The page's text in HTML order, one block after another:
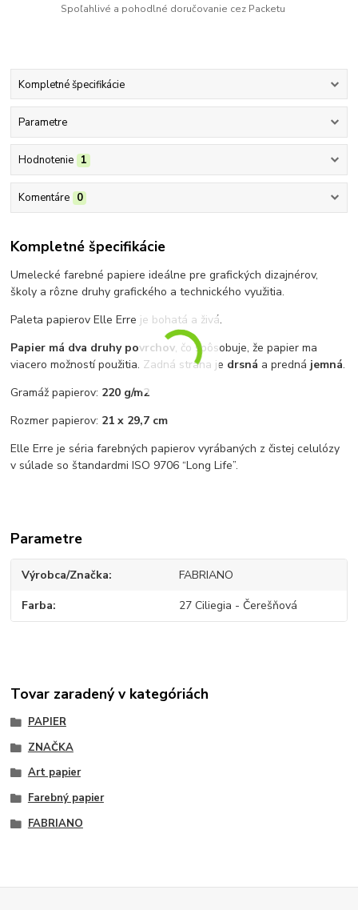
Spoľahlivé a pohodlné doručovanie cez Packetu
Kompletné špecifikácie
Parametre
Hodnotenie 1
Komentáre 0
Kompletné špecifikácie
Umelecké farebné papiere ideálne pre grafických dizajnérov,
školy a rôzne druhy grafického a technického využitia.
Paleta papierov Elle Erre je bohatá a živá.
Papier má dva druhy povrchov, čo spôsobuje, že papier ma
viacero možností použitia. Zadná strana je drsná a predná jemná.
Gramáž papierov: 220 g/m2
Rozmer papierov: 21 x 29,7 cm
Elle Erre je séria farebných papierov vyrábaných z čistej celulózy
v súlade so štandardmi ISO 9706 “Long Life”.
Parametre
Výrobca/Značka FABRIANO
Farba 27 Ciliegia - Čerešňová
Tovar zaradený v kategóriách
PAPIER
ZNAČKA
Art papier
Farebný papier
FABRIANO